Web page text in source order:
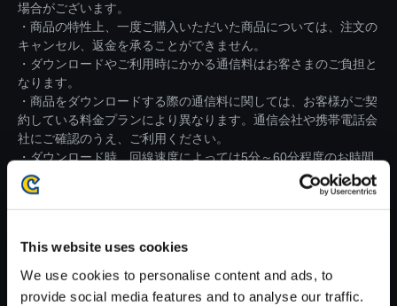
This website uses cookies
We use cookies to personalise content and ads, to
provide social media features and to analyse our traffic.
場合がございます。
・商品の特性上、一度ご購入いただいた商品については、注文の
キャンセル、返金を承ることができません。
・ダウンロードやご利用時にかかる通信料はお客さまのご負担と
なります。
・商品をダウンロードする際の通信料に関しては、お客様がご契
約している料金プランにより異なります。通信会社や携帯電話会
社にご確認のうえ、ご利用ください。
・ダウンロード時、回線速度によっては5分～60分程度のお時間
がかかる場合がございます。
※ご購入いただいたファイルのダウンロードの際には、通信環境
が安定しているWifi環境でお試しください。